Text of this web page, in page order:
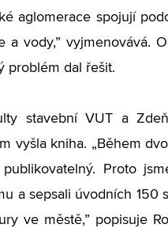
aglomerace spojují
a vody,” vyjmenovává.
problém dal řešit.
stavební VUT a
vyšla kniha. „Během
Proto
a sepsali úvodních 150
ve městě,” popisuje